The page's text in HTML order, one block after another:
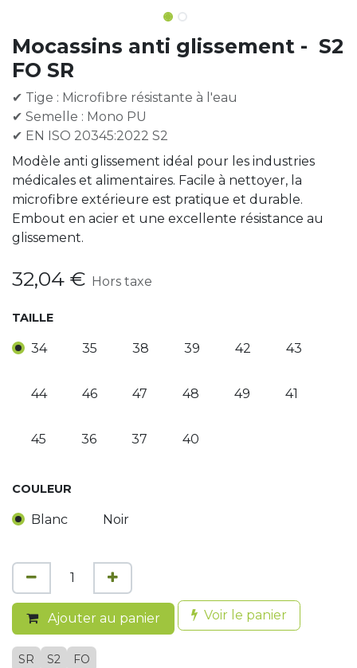
Mocassins anti glissement - S2
FO SR
✔ Tige : Microfibre résistante à l'eau
✔ Semelle : Mono PU
✔ EN ISO 20345:2022 S2
Modèle anti glissement idéal pour les industries
médicales et alimentaires. Facile à nettoyer, la
microfibre extérieure est pratique et durable.
Embout en acier et une excellente résistance au
glissement.
32,04 € Hors taxe
TAILLE
34 35 38 39 42 43
44 46 47 48 49 41
45 36 37 40
COULEUR
Blanc Noir
Ajouter au panier Voir le panier
SR S2 FO